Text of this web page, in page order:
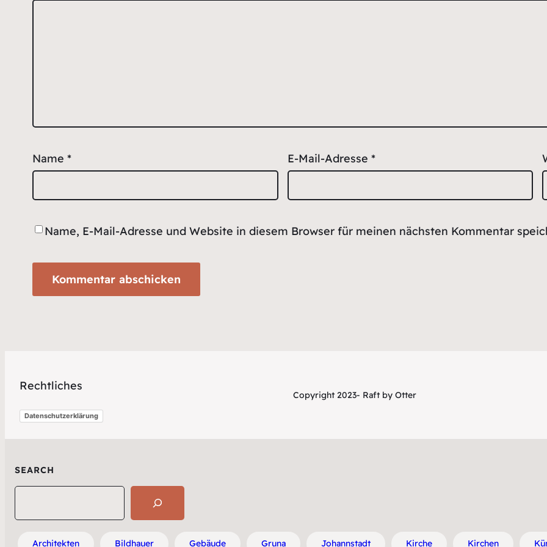
Name * E-Mail-Adresse *
Name, E-Mail-Adresse und Website in diesem Browser für meinen nächsten Kommentar
Rechtliches
Datenschutzerklärung
Copyright 2023- Raft by Otter
SEARCH
Architekten Bildhauer Gebäude Gruna Johannstadt Kirche Kirchen